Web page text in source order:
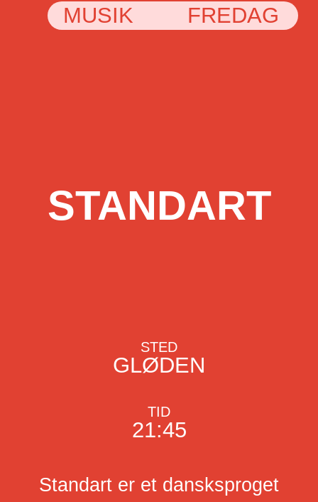
MUSIK FREDAG
STANDART
STED
GLØDEN
TID
21:45
Standart er et dansksproget